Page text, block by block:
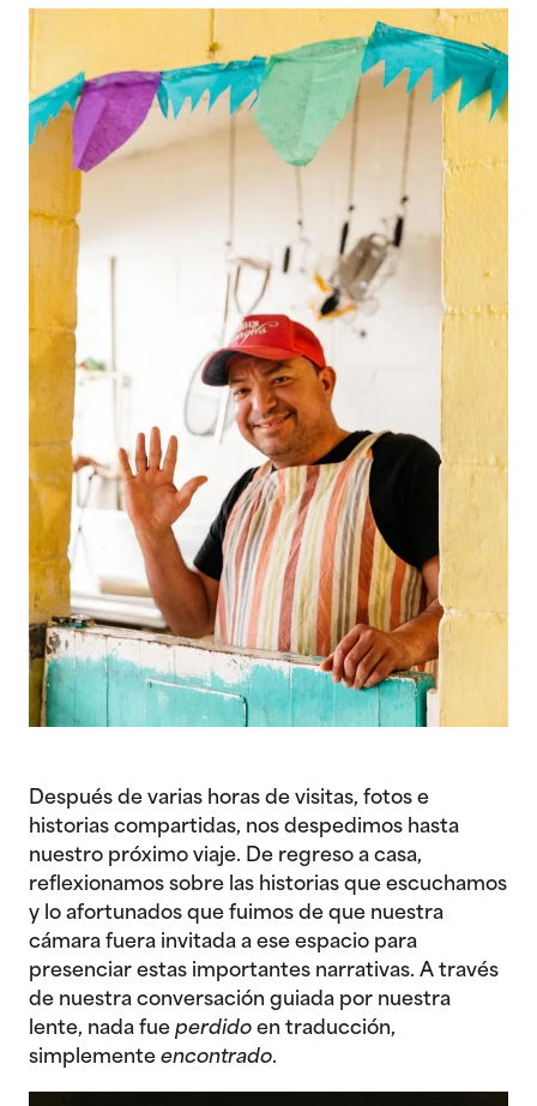
Después de varias horas de visitas, fotos e
historias compartidas, nos despedimos hasta
nuestro próximo viaje. De regreso a casa,
reflexionamos sobre las historias que escuchamos
y lo afortunados que fuimos de que nuestra
cámara fuera invitada a ese espacio para
presenciar estas importantes narrativas. A través
de nuestra conversación guiada por nuestra
lente, nada fue perdido en traducción,
simplemente encontrado.